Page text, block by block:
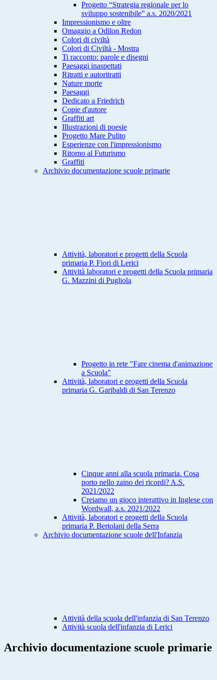
Progetto “Strategia regionale per lo
sviluppo sostenibile” a.s. 2020/2021
Impressionismo e oltre
Omaggio a Odilon Redon
Colori di civiltà
Colori di Civiltà - Mostra
Ti racconto: parole e disegni
Paesaggi inaspettati
Ritratti e autoritratti
Nature morte
Paesaggi
Dedicato a Friedrich
Copie d'autore
Graffiti art
Illustrazioni di poesie
Progetto Mare Pulito
Esperienze con l'impressionismo
Ritorno al Futurismo
Graffiti
Archivio documentazione scuole primarie
Attività, laboratori e progetti della Scuola
primaria P. Fiori di Lerici
Attività laboratori e progetti della Scuola primaria
G. Mazzini di Pugliola
Progetto in rete "Fare cinema d'animazione
a Scuola"
Attività, laboratori e progetti della Scuola
primaria G. Garibaldi di San Terenzo
Cinque anni alla scuola primaria. Cosa
porto nello zaino dei ricordi? A.S.
2021/2022
Creiamo un gioco interattivo in Inglese con
Wordwall, a.s. 2021/2022
Attività, laboratori e progetti della Scuola
primaria P. Bertolani della Serra
Archivio documentazione scuole dell'Infanzia
Attività della scuola dell'infanzia di San Terenzo
Attività scuola dell'infanzia di Lerici
Archivio documentazione scuole primarie